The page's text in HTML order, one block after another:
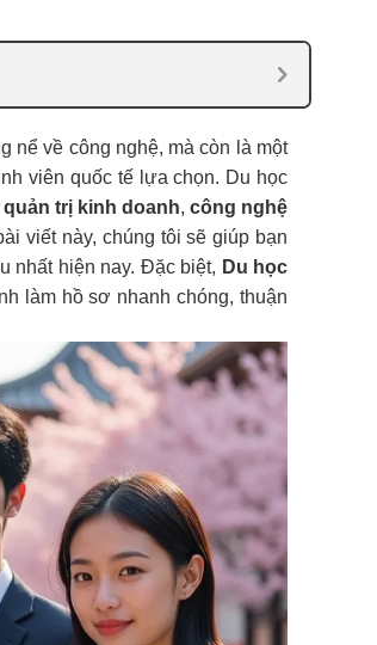
nể về công nghệ, mà còn là một
viên quốc tế lựa chọn. Du học
quản trị kinh doanh, công nghệ
viết này, chúng tôi sẽ giúp bạn
nhất hiện nay. Đặc biệt, Du học
làm hồ sơ nhanh chóng, thuận